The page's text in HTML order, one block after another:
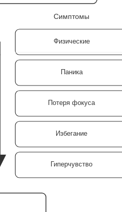
Симптомы
Физические
Паника
Потеря фокуса
Избегание
Гиперчувство